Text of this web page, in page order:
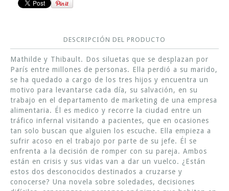
DESCRIPCIÓN DEL PRODUCTO
Mathilde y Thibault. Dos siluetas que se desplazan por
París entre millones de personas. Ella perdió a su marido,
se ha quedado a cargo de los tres hijos y encuentra un
motivo para levantarse cada día, su salvación, en su
trabajo en el departamento de marketing de una empresa
alimentaria. Él es medico y recorre la ciudad entre un
tráfico infernal visitando a pacientes, que en ocasiones
tan solo buscan que alguien los escuche. Ella empieza a
sufrir acoso en el trabajo por parte de su jefe. Él se
enfrenta a la decisión de romper con su pareja. Ambos
están en crisis y sus vidas van a dar un vuelco. ¿Están
estos dos desconocidos destinados a cruzarse y
conocerse? Una novela sobre soledades, decisiones